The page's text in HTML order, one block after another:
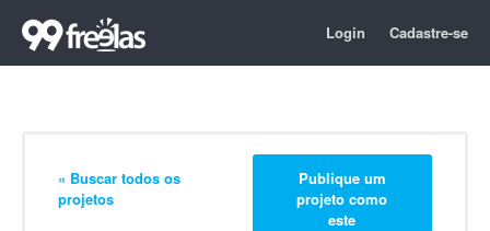
Login Cadastre-se
« Buscar todos os
projetos
Publique um
projeto como
este